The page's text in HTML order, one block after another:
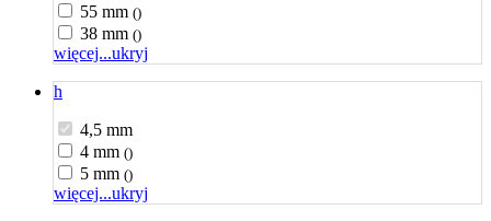
55 mm ()
38 mm ()
więcej...ukryj
h
4,5 mm
4 mm ()
5 mm ()
więcej...ukryj